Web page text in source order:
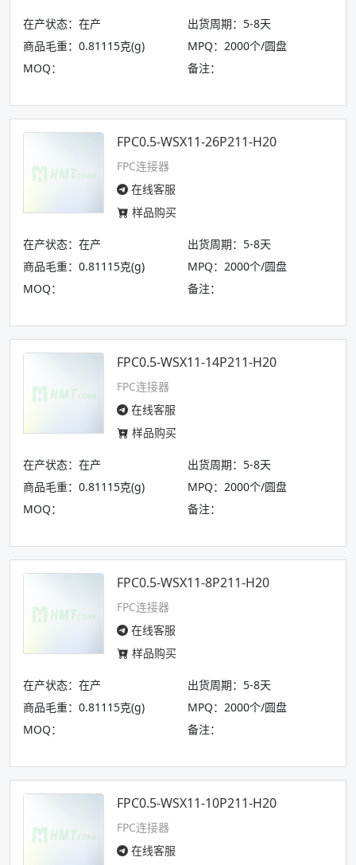
在产状态：在产
出货周期：5-8天
商品毛重：0.81115克(g)
MPQ：2000个/圆盘
MOQ：
备注：
FPC0.5-WSX11-26P211-H20
FPC连接器
在线客服
样品购买
在产状态：在产
出货周期：5-8天
商品毛重：0.81115克(g)
MPQ：2000个/圆盘
MOQ：
备注：
FPC0.5-WSX11-14P211-H20
FPC连接器
在线客服
样品购买
在产状态：在产
出货周期：5-8天
商品毛重：0.81115克(g)
MPQ：2000个/圆盘
MOQ：
备注：
FPC0.5-WSX11-8P211-H20
FPC连接器
在线客服
样品购买
在产状态：在产
出货周期：5-8天
商品毛重：0.81115克(g)
MPQ：2000个/圆盘
MOQ：
备注：
FPC0.5-WSX11-10P211-H20
FPC连接器
在线客服